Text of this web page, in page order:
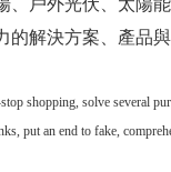
、戶外光伏、太陽
的解決方案、產品
shopping, solve several
put an end to fake,